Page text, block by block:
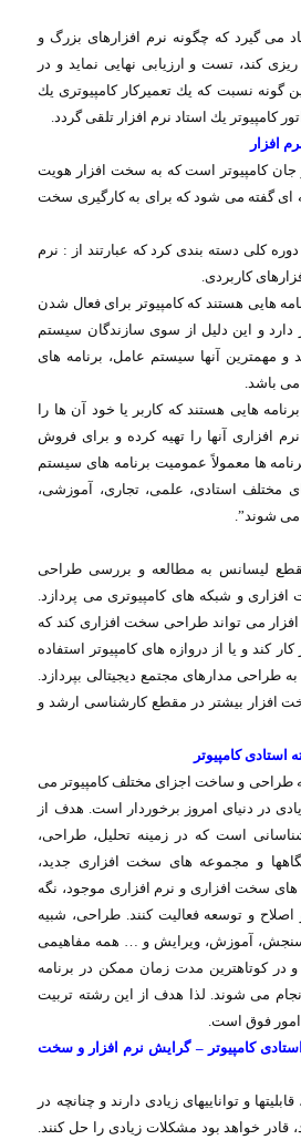
می گیرد كه چگونه نرم افزارهای بزرگ و
كند، تست و ارزیابی نهایی نماید و در
گونه نسبت كه یك تعمیركار كامپیوتری یك
كامپیوتر یك استاد نرم افزار تلقی گردد.
افزار
جان كامپیوتر است كه به سخت افزار هویت
ای گفته می شود كه برای به كارگیری سخت
كلی دسته بندی كرد كه عبارتند از : نرم
كاربردی
هایی هستند كه كامپیوتر برای فعال شدن
دارد و این دلیل از سوی سازندگان سیستم
مهمترین آنها سیستم عامل، برنامه های
باشد
هایی هستند كه كاربر یا خود آن ها را
افزاری آنها را تهیه كرده و برای فروش
ها معمولاً عمومیت برنامه های سیستم
مختلف استادی، علمی، تجاری، آموزشی،
می شوند .”
لیسانس به مطالعه و بررسی طراحی
و شبكه های كامپیوتری می پردازد.
می تواند طراحی سخت افزاری كند كه
كار كند و یا از دروازه های كامپیوتر استفاده
طراحی مدارهای مجتمع دیجیتالی بپردازد.
افزار بیشتر در مقطع كارشناسی ارشد و
كامپیوتر
طراحی و ساخت اجزای مختلف كامپیوتر می
در دنیای امروز برخوردار است. هدف از
است كه در زمینه تحلیل، طراحی،
و مجموعه های سخت افزاری جدید،
سخت افزاری و نرم افزاری موجود، نگه
اصلاح و توسعه فعالیت كنند. طراحی، شبیه
سنجش، آموزش، ویرایش و … همه مفاهیمی
و در كوتاهترین مدت زمان ممكن در برنامه
می شوند. لذا هدف از این رشته تربیت
امور فوق است
استادی کامپیوتر – گرایش نرم افزار و سخت
و تواناییهای زیادی دارند و چنانچه در
خواهد بود مشكلات زیادی را حل كنند.